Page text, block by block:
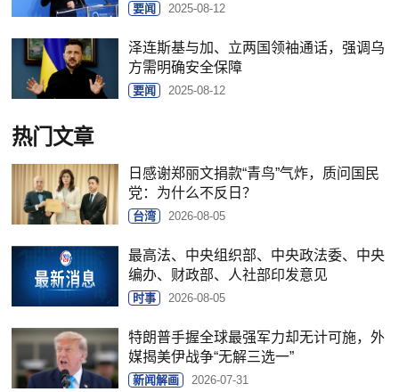
要闻 2025-08-12
泽连斯基与加、立两国领袖通话，强调乌
方需明确安全保障
要闻 2025-08-12
热门文章
日感谢郑丽文捐款“青鸟”气炸，质问国民
党：为什么不反日？
台湾 2026-08-05
最高法、中央组织部、中央政法委、中央
编办、财政部、人社部印发意见
时事 2026-08-05
特朗普手握全球最强军力却无计可施，外
媒揭美伊战争“无解三选一”
新闻解画 2026-07-31